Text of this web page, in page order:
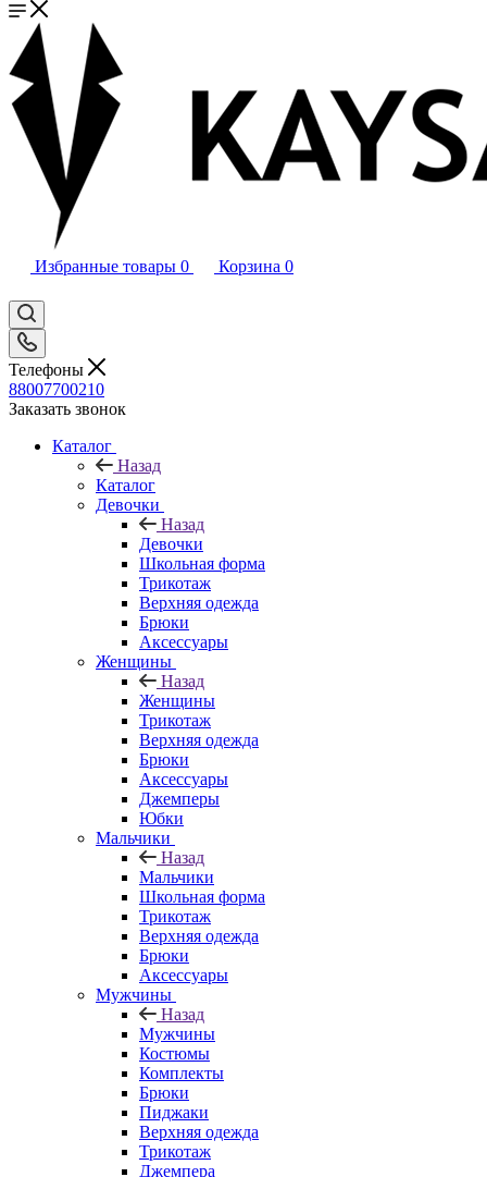
Избранные товары 0 Корзина 0
Телефоны
88007700210
Заказать звонок
Каталог
Назад
Каталог
Девочки
Назад
Девочки
Школьная форма
Трикотаж
Верхняя одежда
Брюки
Аксессуары
Женщины
Назад
Женщины
Трикотаж
Верхняя одежда
Брюки
Аксессуары
Джемперы
Юбки
Мальчики
Назад
Мальчики
Школьная форма
Трикотаж
Верхняя одежда
Брюки
Аксессуары
Мужчины
Назад
Мужчины
Костюмы
Комплекты
Брюки
Пиджаки
Верхняя одежда
Трикотаж
Джемпера